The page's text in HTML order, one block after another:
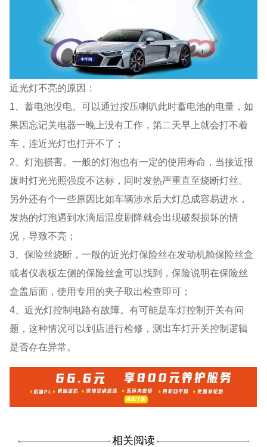
近光灯不亮的原因：
1、蓄电池没电。可以通过按压喇叭此时蓄电池的电量，如
果因忘记关电器一晚上没有工作，第二天早上就会打不着
车，连近光灯也打开不了；
2、灯泡损害。一般的灯泡也有一定的使用寿命，当接近报
废时灯光光照强度不达标，同时发热严重直至烧断灯丝。
另外还有个一些原因比如车辆涉水后大灯总成容易进水，
发热的灯泡遇到水滴后温度剧降就会出现破裂损坏的情
况，导致不亮；
3、保险丝烧断，一般的近光灯保险丝在发动机舱保险丝盒
或者仪表板左侧的保险丝盒可以找到，保险说明在保险丝
盒盖后面，使用专用的夹子取出检查即可；
4、近光灯控制电路有故障。有可能是车灯控制开关有问
题，这种情况可以到店进行检修，测出车灯开关控制逻辑
是否存在异常。
相关阅读